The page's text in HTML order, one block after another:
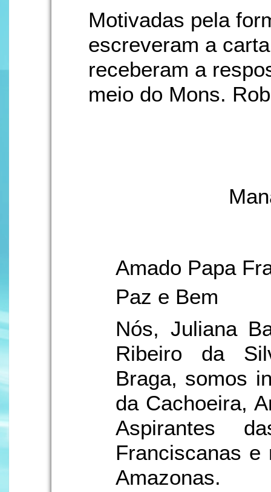
Motivadas pela
escreveram a
receberam a
meio do Mons.
Amado Papa
Paz e Bem
Nós, Juliana
Ribeiro da
Braga, somos
da Cachoeira,
Aspirantes
Franciscanas e
Amazonas.